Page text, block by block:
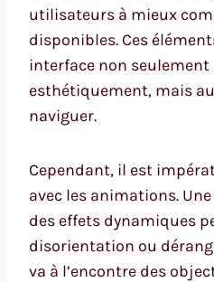
utilisateurs à mieux
disponibles. Ces
interface non seulement
esthétiquement, mais
naviguer.
Cependant, il est
avec les animations.
des effets dynamiques
disorientation ou
va à l’encontre des